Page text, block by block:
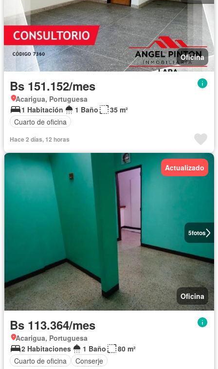
Oficina
Bs 151.152/mes
Acarigua, Portuguesa
1 Habitación
1 Baño
35 m²
Cuarto de oficina
Hace 2 días, 12 horas
5fotos
Actualizado
Oficina
Bs 113.364/mes
Acarigua, Portuguesa
2 Habitaciones
1 Baño
80 m²
Cuarto de oficina
Conserje